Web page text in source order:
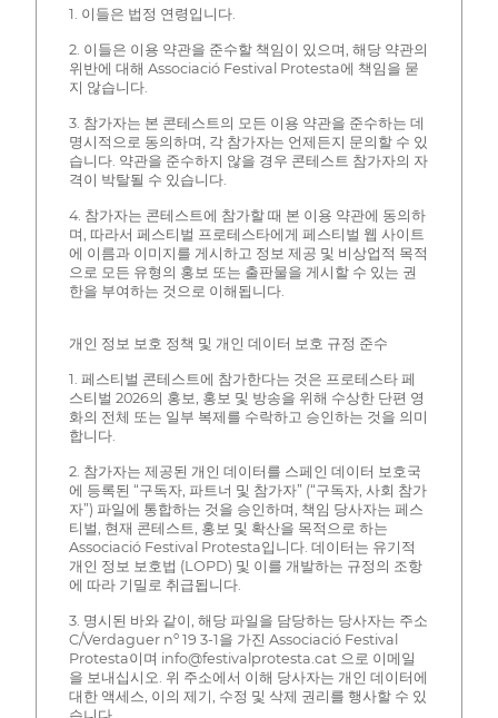
1. 이들은 법정 연령입니다.
2. 이들은 이용 약관을 준수할 책임이 있으며, 해당 약관의
위반에 대해 Associació Festival Protesta에 책임을 묻
지 않습니다.
3. 참가자는 본 콘테스트의 모든 이용 약관을 준수하는 데
명시적으로 동의하며, 각 참가자는 언제든지 문의할 수 있
습니다. 약관을 준수하지 않을 경우 콘테스트 참가자의 자
격이 박탈될 수 있습니다.
4. 참가자는 콘테스트에 참가할 때 본 이용 약관에 동의하
며, 따라서 페스티벌 프로테스타에게 페스티벌 웹 사이트
에 이름과 이미지를 게시하고 정보 제공 및 비상업적 목적
으로 모든 유형의 홍보 또는 출판물을 게시할 수 있는 권
한을 부여하는 것으로 이해됩니다.
개인 정보 보호 정책 및 개인 데이터 보호 규정 준수
1. 페스티벌 콘테스트에 참가한다는 것은 프로테스타 페
스티벌 2026의 홍보, 홍보 및 방송을 위해 수상한 단편 영
화의 전체 또는 일부 복제를 수락하고 승인하는 것을 의미
합니다.
2. 참가자는 제공된 개인 데이터를 스페인 데이터 보호국
에 등록된 “구독자, 파트너 및 참가자” (“구독자, 사회 참가
자”) 파일에 통합하는 것을 승인하며, 책임 당사자는 페스
티벌, 현재 콘테스트, 홍보 및 확산을 목적으로 하는
Associació Festival Protesta입니다. 데이터는 유기적
개인 정보 보호법 (LOPD) 및 이를 개발하는 규정의 조항
에 따라 기밀로 취급됩니다.
3. 명시된 바와 같이, 해당 파일을 담당하는 당사자는 주소
C/Verdaguer nº 19 3-1을 가진 Associació Festival
Protesta이며 info@festivalprotesta.cat 으로 이메일
을 보내십시오. 위 주소에서 이해 당사자는 개인 데이터에
대한 액세스, 이의 제기, 수정 및 삭제 권리를 행사할 수 있